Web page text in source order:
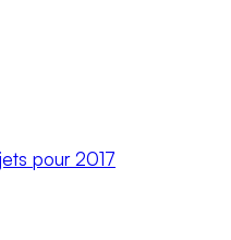
pour 2017